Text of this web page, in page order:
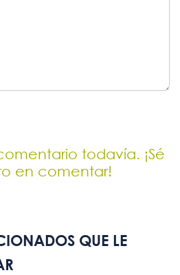
todavía. ¡Sé
en comentar!
QUE LE